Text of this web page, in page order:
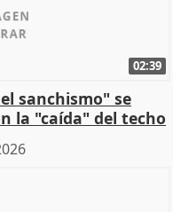
02:39
sanchismo" se
la "caída" del techo